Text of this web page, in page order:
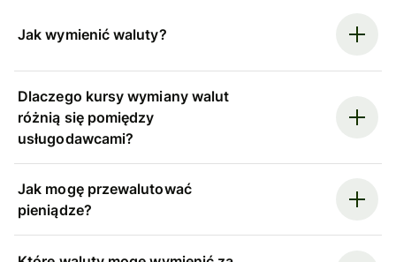
Jak wymienić waluty?
Dlaczego kursy wymiany walut
różnią się pomiędzy
usługodawcami?
Jak mogę przewalutować
pieniądze?